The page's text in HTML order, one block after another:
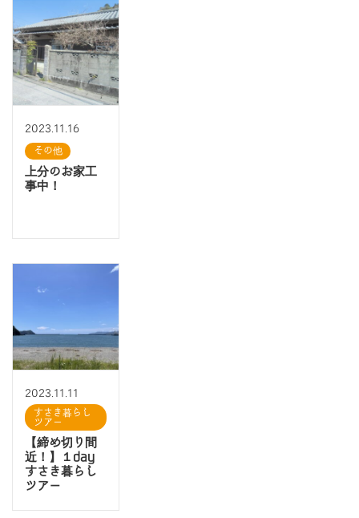
2023.11.16
その他
上分のお家工
事中！
2023.11.11
すさき暮らし
ツアー
【締め切り間
近！】１day
すさき暮らし
ツアー